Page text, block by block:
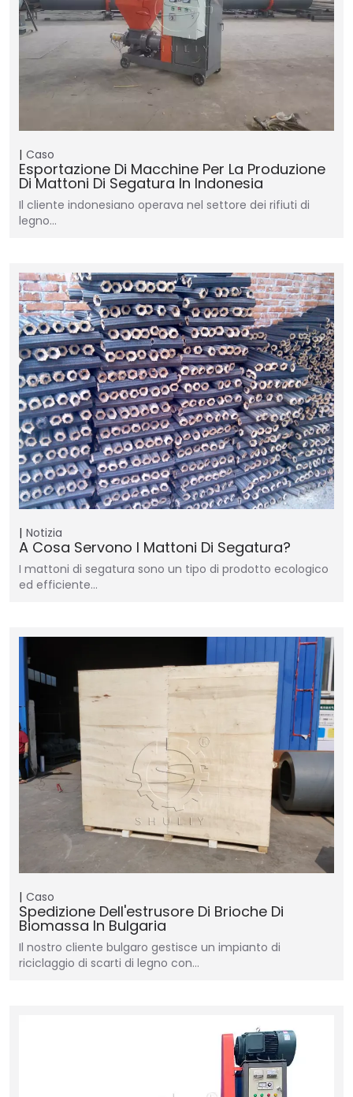
Caso
Esportazione Di Macchine Per La Produzione
Di Mattoni Di Segatura In Indonesia
Il cliente indonesiano operava nel settore dei rifiuti di
legno…
Notizia
A Cosa Servono I Mattoni Di Segatura?
I mattoni di segatura sono un tipo di prodotto ecologico
ed efficiente…
Caso
Spedizione Dell'estrusore Di Brioche Di
Biomassa In Bulgaria
Il nostro cliente bulgaro gestisce un impianto di
riciclaggio di scarti di legno con…